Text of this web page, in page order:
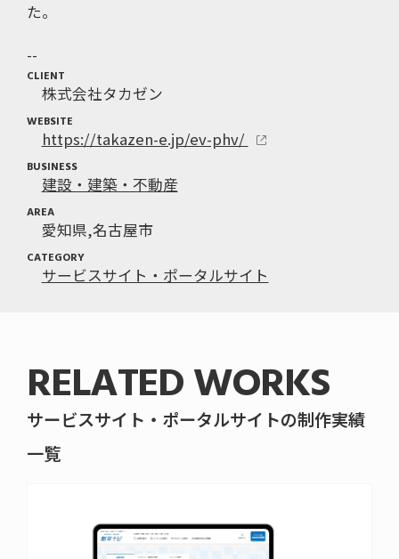
た。
CLIENT
株式会社タカゼン
WEBSITE
https://takazen-e.jp/ev-phv/
BUSINESS
建設・建築・不動産
AREA
愛知県 名古屋市
CATEGORY
サービスサイト・ポータルサイト
RELATED WORKS
サービスサイト・ポータルサイトの制作実績
一覧